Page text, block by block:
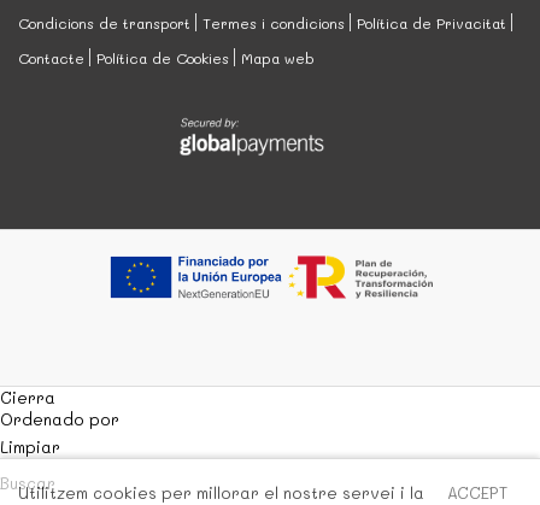
Condicions de transport
Termes i condicions
Política de Privacitat
Contacte
Política de Cookies Mapa web
ACCEPT
Utilitzem cookies per millorar el nostre servei i la
Cierra
Ordenado por
Limpiar
Buscar